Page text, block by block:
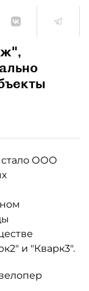
ООО
и "Кварк3".